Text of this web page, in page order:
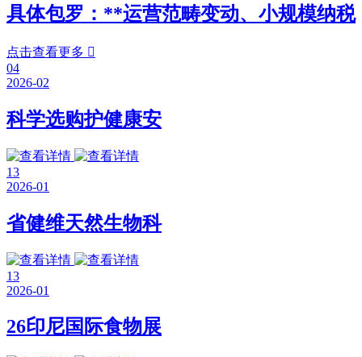
具体包罗：**运营范畴变动、小规模纳税
点击查看更多 
04
2026-02
科学选购护健康安
13
2026-01
省健维天然生物科
13
2026-01
26印尼国际食物展